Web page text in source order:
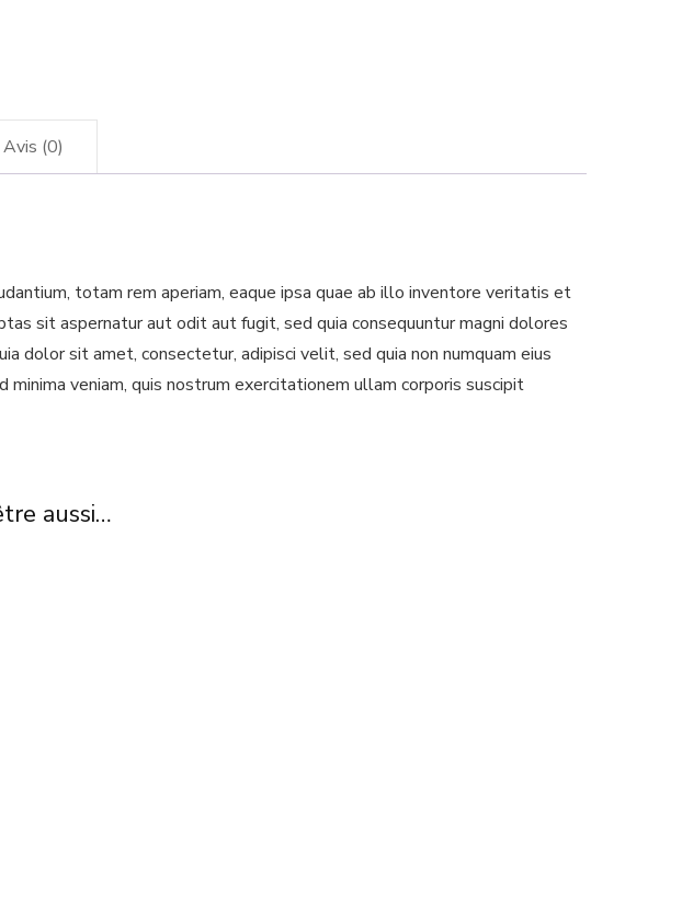
Avis (0)
totam rem aperiam, eaque ipsa quae ab illo inventore veritatis et
sit aspernatur aut odit aut fugit, sed quia consequuntur magni dolores
dolor sit amet, consectetur, adipisci velit, sed quia non numquam eius
veniam, quis nostrum exercitationem ullam corporis suscipit
aussi…